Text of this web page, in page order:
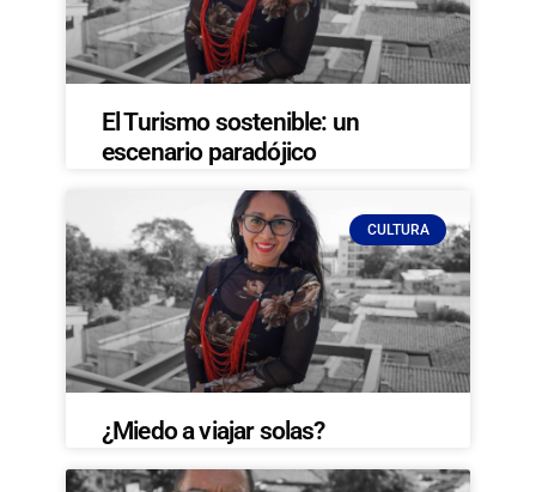
El Turismo sostenible: un
escenario paradójico
CULTURA
¿Miedo a viajar solas?